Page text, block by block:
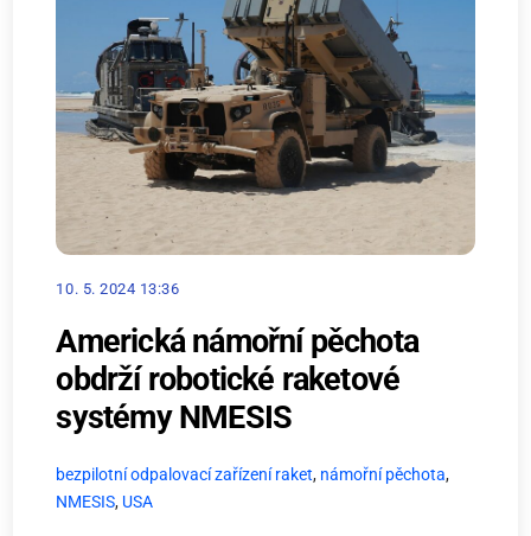
10. 5. 2024 13:36
Americká námořní pěchota
obdrží robotické raketové
systémy NMESIS
bezpilotní odpalovací zařízení raket, námořní pěchota,
NMESIS, USA